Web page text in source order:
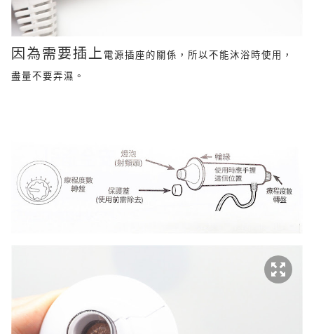
因為需要插上 電源插座的關係，所以不能沐浴時使用，
盡量不要弄濕。